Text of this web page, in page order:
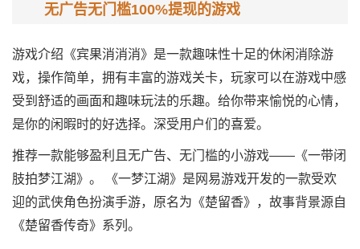
无广告无门槛100%提现的游戏
游戏介绍《宾果消消消》是一款趣味性十足的休闲消除游
戏，操作简单，拥有丰富的游戏关卡，玩家可以在游戏中感
受到舒适的画面和趣味玩法的乐趣。给你带来愉悦的心情，
是你的闲暇时的好选择。深受用户们的喜爱。
推荐一款能够盈利且无广告、无门槛的小游戏——《一带闭
肢拍梦江湖》。 《一梦江湖》是网易游戏开发的一款受欢
迎的武侠角色扮演手游，原名为《楚留香》，故事背景源自
《楚留香传奇》系列。